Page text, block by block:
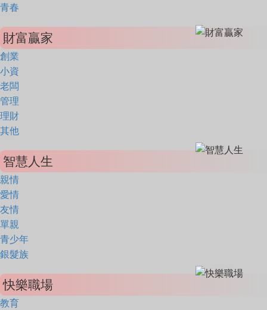
青春
財富贏家
創業
小資
老闆
管理
理財
其他
智慧人生
親情
愛情
友情
單親
青少年
銀髮族
快樂職場
教育